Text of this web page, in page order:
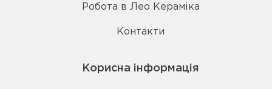
Робота в Лео Кераміка
Контакти
Корисна інформація